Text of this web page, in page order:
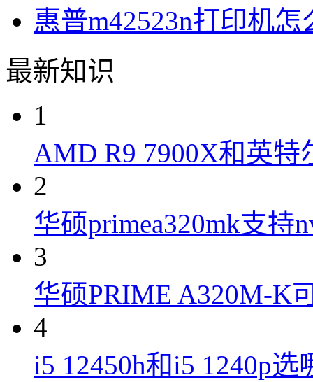
惠普m42523n打印机怎
最新知识
1
AMD R9 7900X和英特
2
华硕primea320mk支持
3
华硕PRIME A320M-K
4
i5 12450h和i5 1240p选